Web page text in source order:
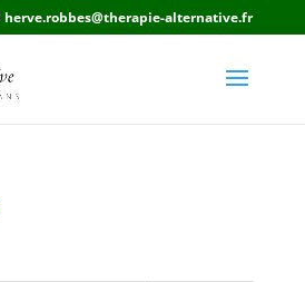
herve.robbes@therapie-alternative.fr